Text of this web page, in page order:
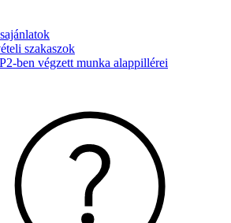
szakaszok
ben végzett munka alappillérei